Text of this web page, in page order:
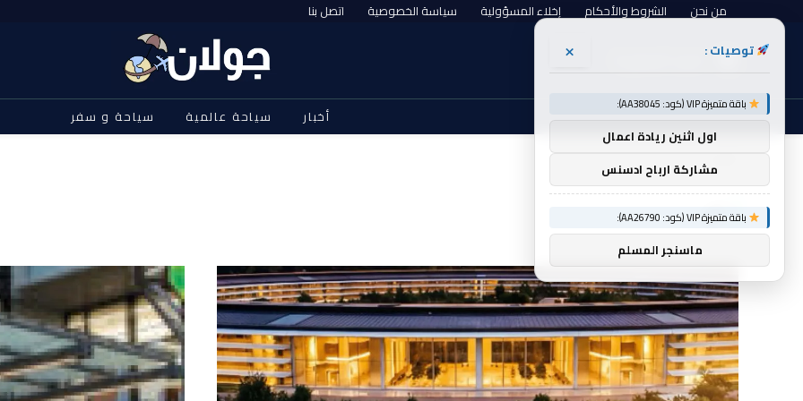
من نحن الشروط والأحكام إخلاء المسؤولية سياسة الخصوصية اتصل بنا
أخبار سياحة عالمية سياحة و سفر
أم
توصيات : ×
باقة متميزة VIP (كود: AA38045):
اول اثنين ريادة اعمال
مشاركة ارباح ادسنس
باقة متميزة VIP (كود: AA26790):
ماسنجر المسلم